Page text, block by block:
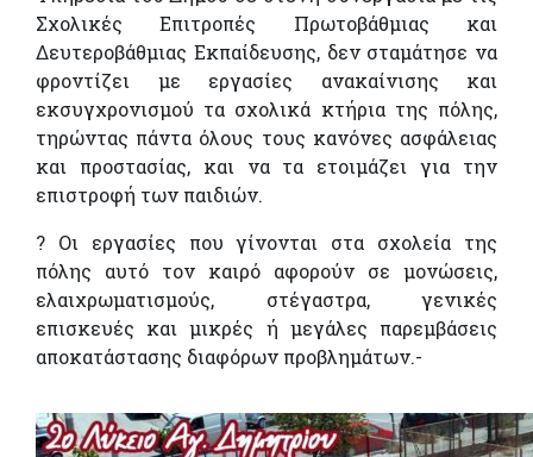
Σχολικές Επιτροπές Πρωτοβάθμιας και
Δευτεροβάθμιας Εκπαίδευσης, δεν σταμάτησε να
φροντίζει με εργασίες ανακαίνισης και
εκσυγχρονισμού τα σχολικά κτήρια της πόλης,
τηρώντας πάντα όλους τους κανόνες ασφάλειας
και προστασίας, και να τα ετοιμάζει για την
επιστροφή των παιδιών.
? Οι εργασίες που γίνονται στα σχολεία της
πόλης αυτό τον καιρό αφορούν σε μονώσεις,
ελαιχρωματισμούς, στέγαστρα, γενικές
επισκευές και μικρές ή μεγάλες παρεμβάσεις
αποκατάστασης διαφόρων προβλημάτων.-